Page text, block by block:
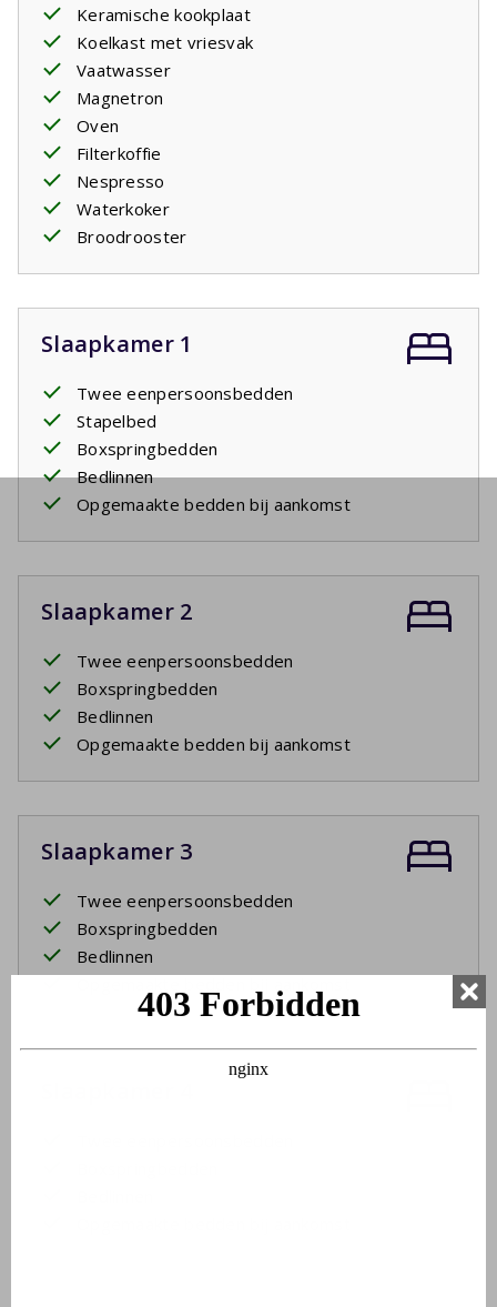
Keramische kookplaat
Koelkast met vriesvak
Vaatwasser
Magnetron
Oven
Filterkoffie
Nespresso
Waterkoker
Broodrooster
Slaapkamer 1
Twee eenpersoonsbedden
Stapelbed
Boxspringbedden
Bedlinnen
Opgemaakte bedden bij aankomst
Slaapkamer 2
Twee eenpersoonsbedden
Boxspringbedden
Bedlinnen
Opgemaakte bedden bij aankomst
Slaapkamer 3
Twee eenpersoonsbedden
Boxspringbedden
Bedlinnen